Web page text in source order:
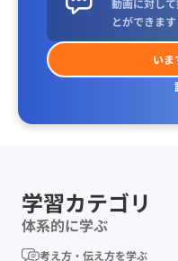
動画に対し
とができます
いま
学習カテゴリ
体系的に学ぶ
考え方・伝え方を学ぶ